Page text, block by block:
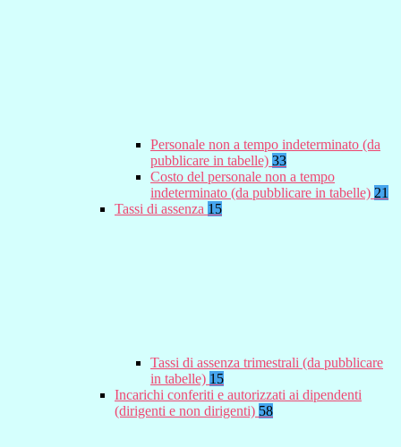
Personale non a tempo indeterminato (da
pubblicare in tabelle) 33
Costo del personale non a tempo
indeterminato (da pubblicare in tabelle) 21
Tassi di assenza 15
Tassi di assenza trimestrali (da pubblicare
in tabelle) 15
Incarichi conferiti e autorizzati ai dipendenti
(dirigenti e non dirigenti) 58